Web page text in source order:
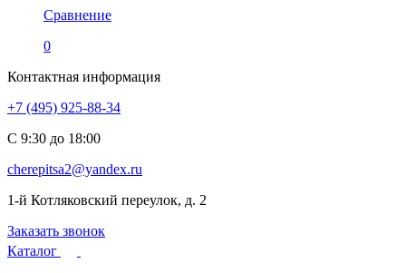
Сравнение
0
Контактная информация
+7 (495) 925-88-34
С 9:30 до 18:00
cherepitsa2@yandex.ru
1-й Котляковский переулок, д. 2
Заказать звонок
Каталог